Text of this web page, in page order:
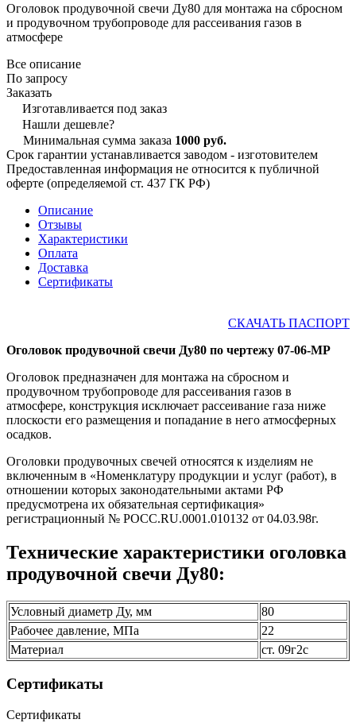
Оголовок продувочной свечи Ду80 для монтажа на сбросном
и продувочном трубопроводе для рассеивания газов в
атмосфере
Все описание
По запросу
Заказать
Изготавливается под заказ
Нашли дешевле?
Минимальная сумма заказа 1000 руб.
Срок гарантии устанавливается заводом - изготовителем
Предоставленная информация не относится к публичной
оферте (определяемой ст. 437 ГК РФ)
Описание
Отзывы
Характеристики
Оплата
Доставка
Сертификаты
СКАЧАТЬ ПАСПОРТ
Оголовок продувочной свечи Ду80 по чертежу 07-06-МР
Оголовок предназначен для монтажа на сбросном и
продувочном трубопроводе для рассеивания газов в
атмосфере, конструкция исключает рассеивание газа ниже
плоскости его размещения и попадание в него атмосферных
осадков.
Оголовки продувочных свечей относятся к изделиям не
включенным в «Номенклатуру продукции и услуг (работ), в
отношении которых законодательными актами РФ
предусмотрена их обязательная сертификация»
регистрационный № РОСС.RU.0001.010132 от 04.03.98г.
Технические характеристики оголовка
продувочной свечи Ду80:
Условный диаметр Ду, мм
80
Рабочее давление, МПа
22
Материал
ст. 09г2с
Сертификаты
Сертификаты